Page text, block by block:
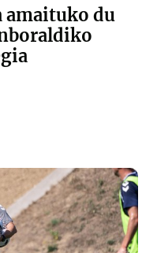
amaituko du